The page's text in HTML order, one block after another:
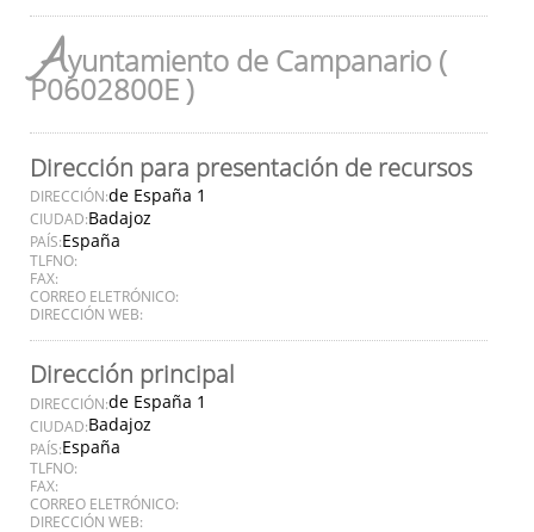
Ayuntamiento de Campanario (
P0602800E )
Dirección para presentación de recursos
DIRECCIÓN:de España 1
CIUDAD:Badajoz
PAÍS:España
TLFNO:
FAX:
CORREO ELETRÓNICO:
DIRECCIÓN WEB:
Dirección principal
DIRECCIÓN:de España 1
CIUDAD:Badajoz
PAÍS:España
TLFNO:
FAX:
CORREO ELETRÓNICO:
DIRECCIÓN WEB: